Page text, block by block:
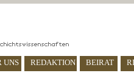
UNS REDAKTION BEIRAT